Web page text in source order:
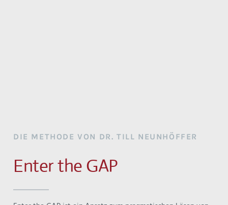
DIE METHODE VON DR. TILL NEUNHÖFFER
Enter the GAP